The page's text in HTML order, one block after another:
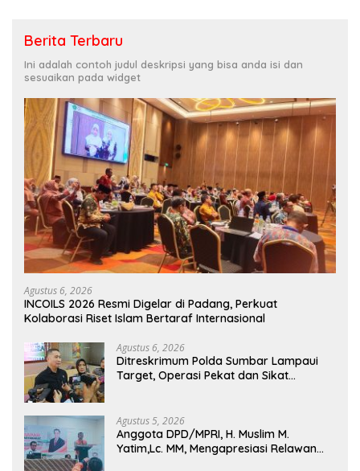
Berita Terbaru
Ini adalah contoh judul deskripsi yang bisa anda isi dan
sesuaikan pada widget
Agustus 6, 2026
INCOILS 2026 Resmi Digelar di Padang, Perkuat
Kolaborasi Riset Islam Bertaraf Internasional
Agustus 6, 2026
Ditreskrimum Polda Sumbar Lampaui
Target, Operasi Pekat dan Sikat
Agustus 5, 2026
Anggota DPD/MPRI, H. Muslim M.
Yatim,Lc. MM, Mengapresiasi Relawan